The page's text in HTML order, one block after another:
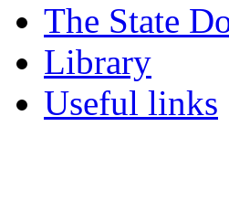
The State
Library
Useful links